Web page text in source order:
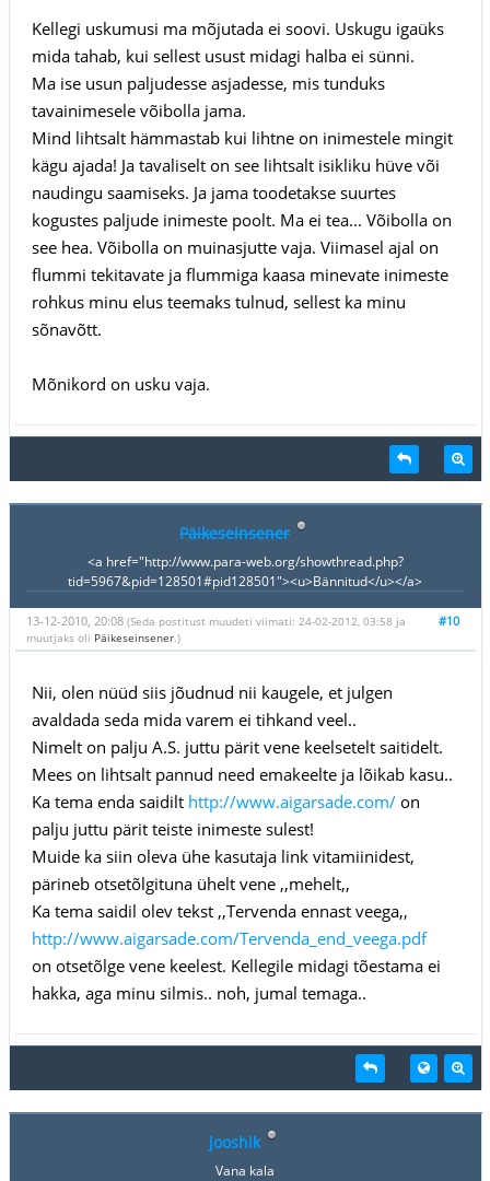
Kellegi uskumusi ma mõjutada ei soovi. Uskugu igaüks
mida tahab, kui sellest usust midagi halba ei sünni.
Ma ise usun paljudesse asjadesse, mis tunduks
tavainimesele võibolla jama.
Mind lihtsalt hämmastab kui lihtne on inimestele mingit
kägu ajada! Ja tavaliselt on see lihtsalt isikliku hüve või
naudingu saamiseks. Ja jama toodetakse suurtes
kogustes paljude inimeste poolt. Ma ei tea... Võibolla on
see hea. Võibolla on muinasjutte vaja. Viimasel ajal on
flummi tekitavate ja flummiga kaasa minevate inimeste
rohkus minu elus teemaks tulnud, sellest ka minu
sõnavõtt.
Mõnikord on usku vaja.
Päikeseinsener
<a href="http://www.para-web.org/showthread.php?
tid=5967&pid=128501#pid128501"><u>Bännitud</u></a>
#10
13-12-2010, 20:08 (Seda postitust muudeti viimati: 24-02-2012, 03:58 ja
muutjaks oli Päikeseinsener.)
Nii, olen nüüd siis jõudnud nii kaugele, et julgen
avaldada seda mida varem ei tihkand veel..
Nimelt on palju A.S. juttu pärit vene keelsetelt saitidelt.
Mees on lihtsalt pannud need emakeelte ja lõikab kasu..
Ka tema enda saidilt http://www.aigarsade.com/on
palju juttu pärit teiste inimeste sulest!
Muide ka siin oleva ühe kasutaja link vitamiinidest,
pärineb otsetõlgituna ühelt vene ,,mehelt,,
Ka tema saidil olev tekst ,,Tervenda ennast veega,,
http://www.aigarsade.com/Tervenda_end_veega.pdf
on otsetõlge vene keelest. Kellegile midagi tõestama ei
hakka, aga minu silmis.. noh, jumal temaga..
jooshik
Vana kala